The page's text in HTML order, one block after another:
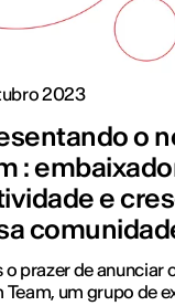
2023
o
:
e
o prazer de anunciar
Team, um grupo de